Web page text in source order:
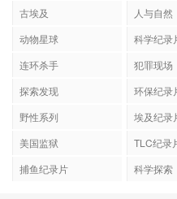
古埃及
人与自然
动物星球
科学纪录
连环杀手
犯罪现场
探索发现
环保纪录
野性系列
埃及纪录
美国监狱
TLC纪录
捕鱼纪录片
科学探索